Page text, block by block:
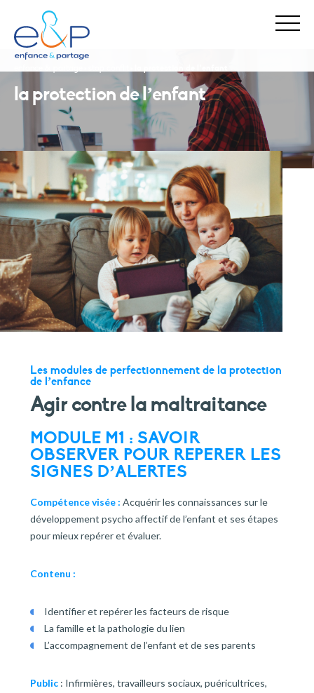
Stop Maltraitance - Stop Conflit
0 800 05 1234
Allo Parents Bébé
0 800 00 3456
faire un don
la protection de l’enfant
Les modules de perfectionnement de la protection
de l’enfance
Agir contre la maltraitance
MODULE M1 : SAVOIR
OBSERVER POUR REPERER LES
SIGNES D’ALERTES
Compétence visée : Acquérir les connaissances sur le
développement psycho affectif de l’enfant et ses étapes
pour mieux repérer et évaluer.
Contenu :
Identifier et repérer les facteurs de risque
La famille et la pathologie du lien
L’accompagnement de l’enfant et de ses parents
Public: Infirmières, travailleurs sociaux, puéricultrices,